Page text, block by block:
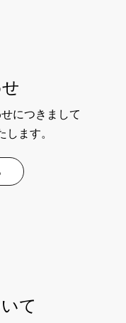
につきまして
します。
て